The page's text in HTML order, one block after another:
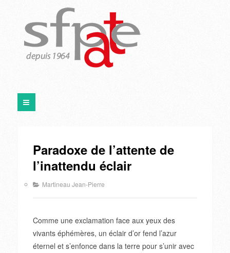
Paradoxe de l’attente de
l’inattendu éclair
Martineau Jean-Pierre
Comme une exclamation face aux yeux des
vivants éphémères, un éclair d’or fend l’azur
éternel et s’enfonce dans la terre pour s’unir avec